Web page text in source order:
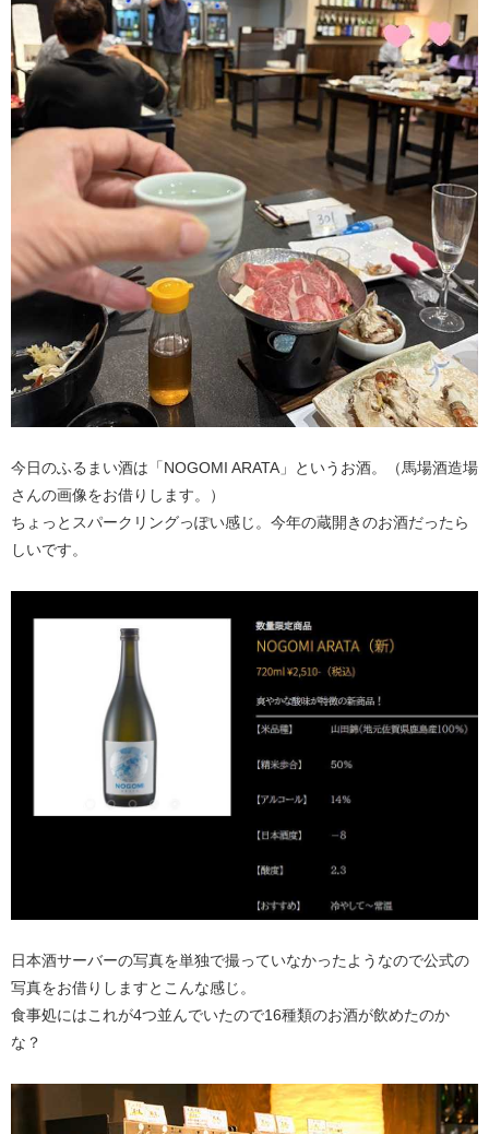
今日のふるまい酒は「NOGOMI ARATA」というお酒。（馬場酒造場
さんの画像をお借りします。）
ちょっとスパークリングっぽい感じ。今年の蔵開きのお酒だったら
しいです。
日本酒サーバーの写真を単独で撮っていなかったようなので公式の
写真をお借りしますとこんな感じ。
食事処にはこれが4つ並んでいたので16種類のお酒が飲めたのか
な？